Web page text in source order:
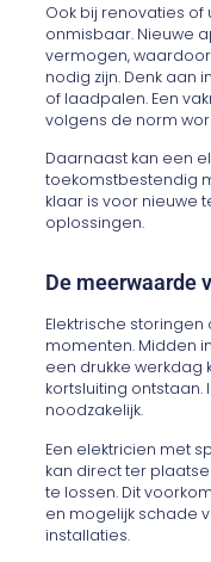
Ook bij renovaties
onmisbaar. Nieuwe
vermogen,
nodig zijn. Denk aan
of laadpalen. Een
volgens de norm
Daarnaast kan een
toekomstbestendig
klaar is voor nieuwe
oplossingen.
De meerwaarde
Elektrische
momenten. Midden
een drukke werkdag
kortsluiting ontstaan.
noodzakelijk.
Een elektricien met
kan direct ter
te lossen. Dit
en mogelijk schade
installaties.